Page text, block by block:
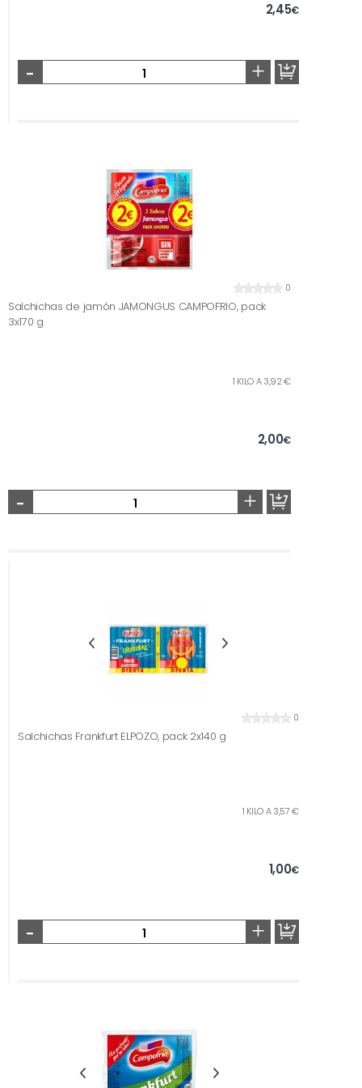
2,45€
- +
0
Salchichas de jamón JAMONGUS CAMPOFRIO, pack
3x170 g
1 KILO A 3,92 €
2,00€
- +
0
Salchichas Frankfurt ELPOZO, pack 2x140 g
1 KILO A 3,57 €
1,00€
- +